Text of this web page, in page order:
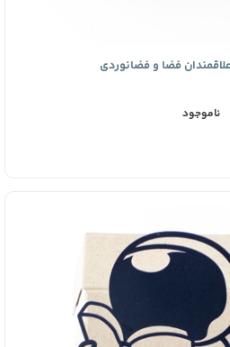
فضا و فضانوردی
ناموجود